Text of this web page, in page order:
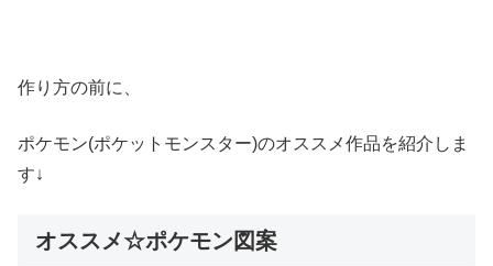
作り方の前に、
ポケモン(ポケットモンスター)のオススメ作品を紹介しま
す↓
オススメ☆ポケモン図案